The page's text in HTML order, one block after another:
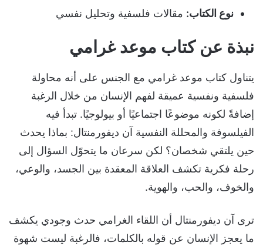
نوع الكتاب: مقالات فلسفية وتحليل نفسي
نبذة عن كتاب موعد غرامي
يتناول كتاب موعد غرامي مع الجنس على أنه محاولة
فلسفية ونفسية عميقة لفهم الإنسان من خلال الرغبة
إضافةً لكونه موضوعًا اجتماعيًا أو بيولوجيًا. تبدأ فيه
الفيلسوفة والمحللة النفسية آن ديفورمنتال: بماذا يحدث
حين يلتقي شخصان؟ لكن سرعان ما يتحوّل السؤال إلى
رحلة فكرية تكشف العلاقة المعقدة بين الجسد، والوعي،
والخوف، والحب، والهوية.
ترى آن ديفورمنتال أن اللقاء الغرامي حدث وجودي يكشف
ما يعجز الإنسان عن قوله بالكلمات، فالرغبة ليست شهوة